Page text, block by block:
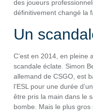
des joueurs
définitivement changé la
Un
C’est en 2014, en pleine
scandale éclate. Simon
allemand de CSGO, est
l’ESL pour une durée
être pris la main dans le
bombe. Mais le plus